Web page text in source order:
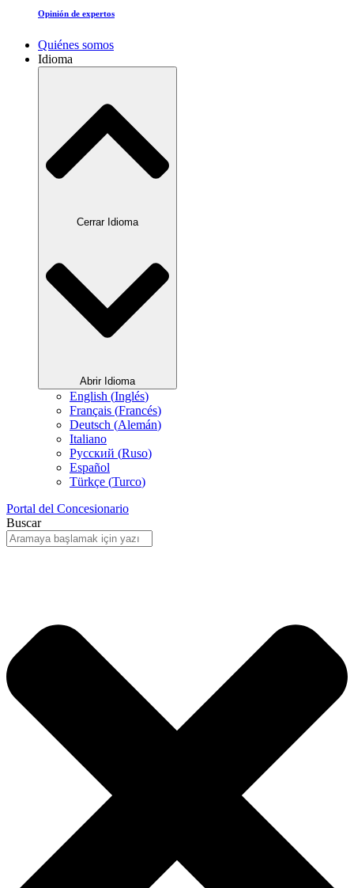
Opinión de expertos
Quiénes somos
Idioma
Cerrar Idioma
Abrir Idioma
English (Inglés)
Français (Francés)
Deutsch (Alemán)
Italiano
Русский (Ruso)
Español
Türkçe (Turco)
Portal del Concesionario
Buscar